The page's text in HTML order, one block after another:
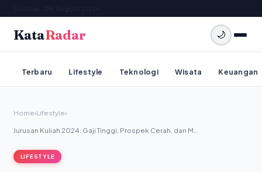
KataRadar 🌙
Terbaru Lifestyle Teknologi Wisata Keuangan
Home›Lifestyle›
Jurusan Kuliah 2024: Gaji Tinggi, Prospek Cerah, dan M…
LIFESTYLE